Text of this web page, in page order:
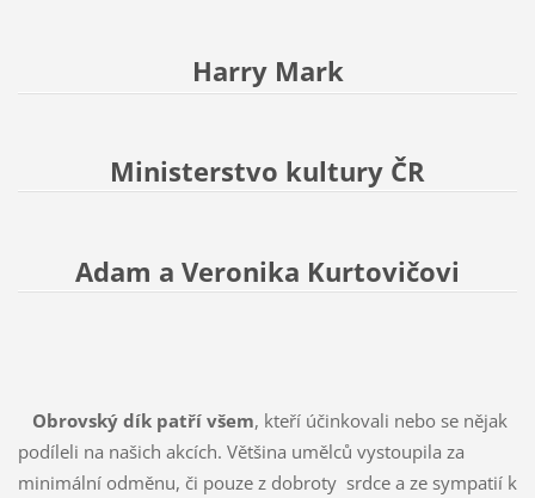
Harry Mark
Ministerstvo kultury ČR
Adam a Veronika Kurtovičovi
Obrovský dík patří všem, kteří účinkovali nebo se nějak
podíleli na našich akcích. Většina umělců vystoupila za
minimální odměnu, či pouze z dobroty srdce a ze sympatií k